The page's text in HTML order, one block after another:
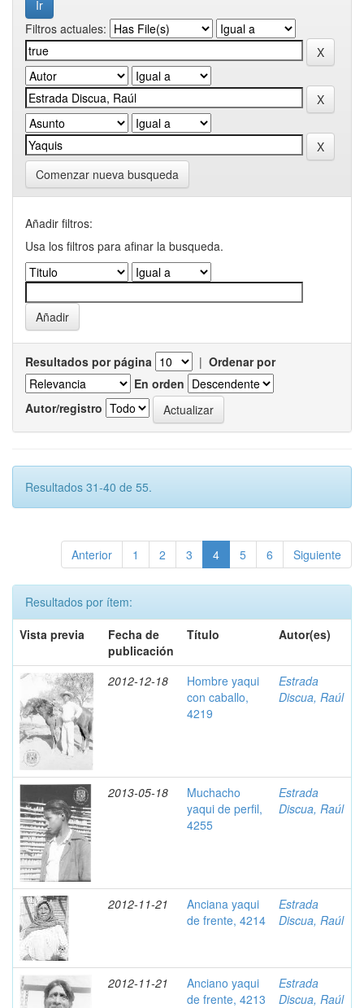
Filtros actuales:
Comenzar nueva busqueda
Añadir filtros:
Usa los filtros para afinar la busqueda.
Resultados por página | Ordenar por
En orden
Autor/registro
Resultados 31-40 de 55.
Anterior 1 2 3 4 5 6 Siguiente
Resultados por ítem:
Vista previa
Fecha de
publicación
Título Autor(es)
2012-12-18
Hombre yaqui
con caballo,
4219
Estrada
Discua, Raúl
2013-05-18
Muchacho
yaqui de perfil,
4255
Estrada
Discua, Raúl
2012-11-21
Anciana yaqui
de frente, 4214
Estrada
Discua, Raúl
2012-11-21
Anciano yaqui
de frente, 4213
Estrada
Discua, Raúl